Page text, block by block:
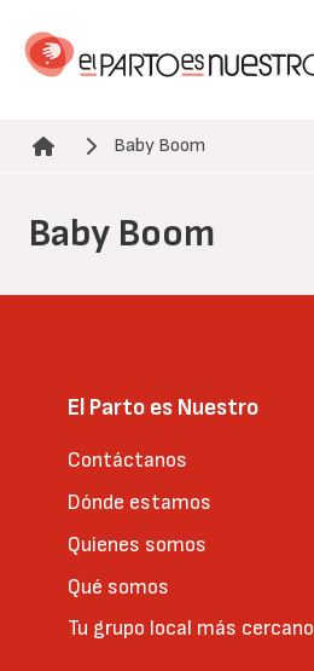
contenido
Ruta de navegación
Baby Boom
Baby Boom
El Parto es Nuestro
Contáctanos
Dónde estamos
Quienes somos
Qué somos
Tu grupo local más cercano